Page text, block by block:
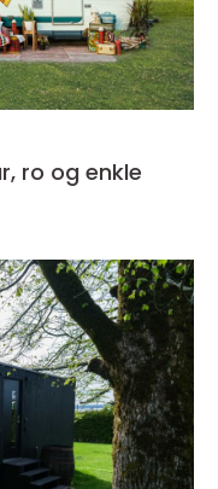
ro og enkle